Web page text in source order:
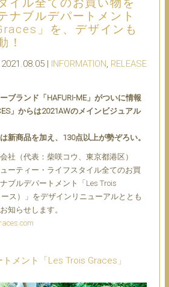
イル全てのお買い物を
ナブルデパートメント
」を、デザインも
！
2021.08.05 | INFORMATION, RELEASE
ブランド「HAFURI-ME」がついに情報
」からは2021AWのメインビジュアル
新商品を加え、130点以上が勢ぞろい。
社（代表：柴咲コウ、東京都港区）
ーティー・ライフスタイル全てのお買
ブルデパートメント「Les Trois
ス）」をデザインリニューアルととも
知らせします。
メント「Les Trois Graces」